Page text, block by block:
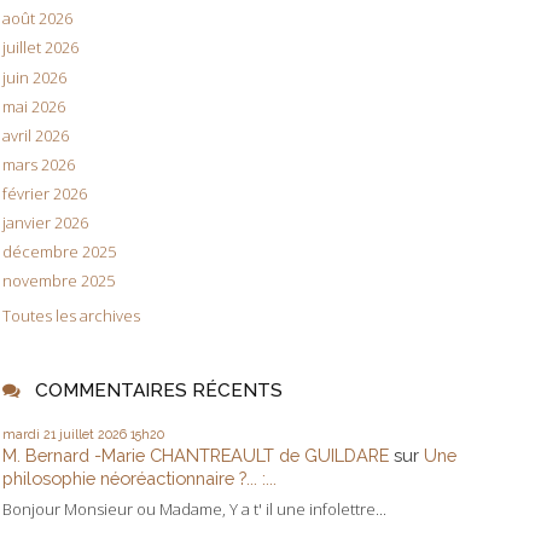
août 2026
juillet 2026
juin 2026
mai 2026
avril 2026
mars 2026
février 2026
janvier 2026
décembre 2025
novembre 2025
Toutes les archives
COMMENTAIRES RÉCENTS
mardi 21 juillet 2026 15h20
M. Bernard -Marie CHANTREAULT de GUILDARE sur Une
philosophie néoréactionnaire ?... :...
Bonjour Monsieur ou Madame, Y a t' il une infolettre...